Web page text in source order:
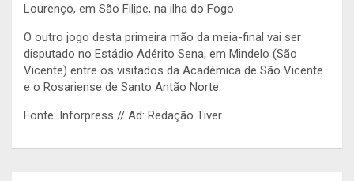
Lourenço, em São Filipe, na ilha do Fogo.
O outro jogo desta primeira mão da meia-final vai ser
disputado no Estádio Adérito Sena, em Mindelo (São
Vicente) entre os visitados da Académica de São Vicente
e o Rosariense de Santo Antão Norte.
Fonte: Inforpress // Ad: Redação Tiver